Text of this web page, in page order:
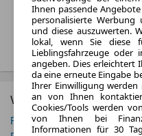
Alle
Weitere Fiat Modelle
Fiat 500
Ihnen passende
personalisierte Werbung
und diese auszuwerten.
lokal, wenn Sie diese
Lieblingsfahrzeuge oder
angeben. Dies erleichtert
da eine erneute Eingabe
Ihrer Einwilligung
an von Ihnen
Cookies/Tools werden
von Ihnen bei
Informationen für 30